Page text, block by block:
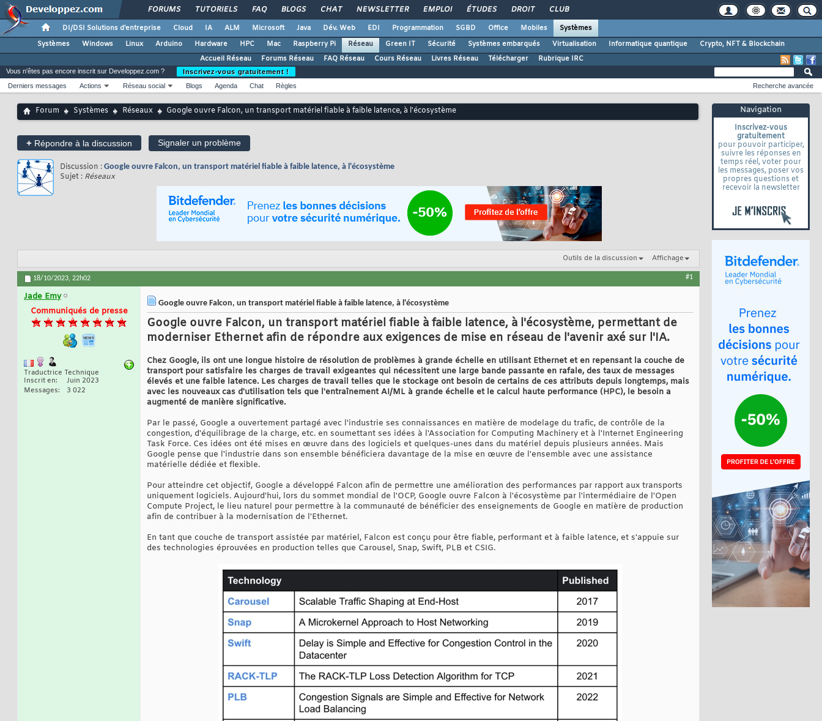
FORUMS TUTORIELS FAQ BLOGS CHAT NEWSLETTER EMPLOI ÉTUDES DROIT CLUB
DI/DSI Solutions d'entreprise Cloud IA ALM Microsoft Java Dév. Web EDI Programmation SGBD Office Mobiles
Systèmes
Systèmes
Windows Linux Arduino Hardware HPC Mac Raspberry Pi Réseau Green IT Sécurité Systèmes embarqués Virtualisation Informatique quantique
Crypto, NFT & Blockchain
Accueil Réseau
Forums Réseau FAQ Réseau Cours Réseau Livres Réseau Télécharger Rubrique IRC
Navigation
Inscrivez-vous
gratuitement
pour pouvoir participer,
suivre les réponses en
temps réel, voter pour
les messages, poser vos
propres questions et
recevoir la newsletter
Vous n'êtes pas encore inscrit sur Developpez.com ?
Inscrivez-vous gratuitement !
Derniers messages
Actions Réseau social Blogs Agenda Chat Règles Recherche avancée
Forum Systèmes Réseaux Google ouvre Falcon, un transport matériel fiable à faible latence, à l'écosystème
+ Répondre à la discussion Signaler un problème
Discussion : Google ouvre Falcon, un transport matériel fiable à faible latence, à l'écosystème
Sujet : Réseaux
Outils de la discussion Affichage
18/10/2023, 22h02 #1
Jade Emy
Communiqués de presse
Traductrice Technique
Inscrit en
Juin 2023
Messages
3 022
Google ouvre Falcon, un transport matériel fiable à faible latence, à l'écosystème
Google ouvre Falcon, un transport matériel fiable à faible latence, à l'écosystème, permettant de
moderniser Ethernet afin de répondre aux exigences de mise en réseau de l'avenir axé sur l'IA.
Chez Google, ils ont une longue histoire de résolution de problèmes à grande échelle en utilisant Ethernet et en repensant la couche de
transport pour satisfaire les charges de travail exigeantes qui nécessitent une large bande passante en rafale, des taux de messages
élevés et une faible latence. Les charges de travail telles que le stockage ont besoin de certains de ces attributs depuis longtemps, mais
avec les nouveaux cas d'utilisation tels que l'entraînement AI/ML à grande échelle et le calcul haute performance (HPC), le besoin a
augmenté de manière significative.
Par le passé, Google a ouvertement partagé avec l'industrie ses connaissances en matière de modelage du trafic, de contrôle de la
congestion, d'équilibrage de la charge, etc. en soumettant ses idées à l'Association for Computing Machinery et à l'Internet Engineering
Task Force. Ces idées ont été mises en œuvre dans des logiciels et quelques-unes dans du matériel depuis plusieurs années. Mais
Google pense que l'industrie dans son ensemble bénéficiera davantage de la mise en œuvre de l'ensemble avec une assistance
matérielle dédiée et flexible.
Pour atteindre cet objectif, Google a développé Falcon afin de permettre une amélioration des performances par rapport aux transports
uniquement logiciels. Aujourd'hui, lors du sommet mondial de l'OCP, Google ouvre Falcon à l'écosystème par l'intermédiaire de l'Open
Compute Project, le lieu naturel pour permettre à la communauté de bénéficier des enseignements de Google en matière de production
afin de contribuer à la modernisation de l'Ethernet.
En tant que couche de transport assistée par matériel, Falcon est conçu pour être fiable, performant et à faible latence, et s'appuie sur
des technologies éprouvées en production telles que Carousel, Snap, Swift, PLB et CSIG.